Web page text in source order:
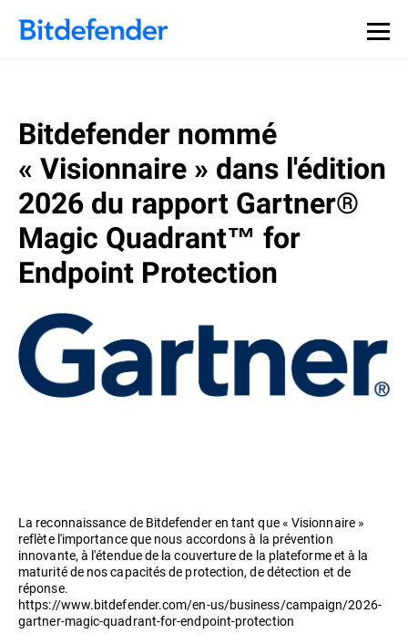
Souveraineté des données en cybersécurité : webinaire
en direct, le 30 juillet .Inscrivez-vous >>
Bitdefender nommé
« Visionnaire » dans l'édition
2026 du rapport Gartner®
Magic Quadrant™ for
Endpoint Protection
La reconnaissance de Bitdefender en tant que « Visionnaire »
reflète l'importance que nous accordons à la prévention
innovante, à l'étendue de la couverture de la plateforme et à la
maturité de nos capacités de protection, de détection et de
réponse.
https://www.bitdefender.com/en-us/business/campaign/2026-
gartner-magic-quadrant-for-endpoint-protection